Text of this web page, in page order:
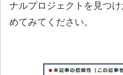
ナルプロジェクトを見つ
めてみてください。